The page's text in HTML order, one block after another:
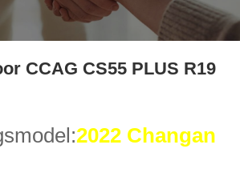
CCAG CS55 PLUS R19
2022 Changan